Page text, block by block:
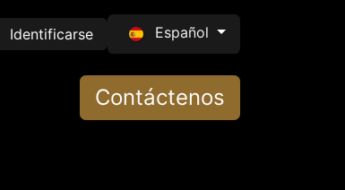
Identificarse
Español
Contáctenos